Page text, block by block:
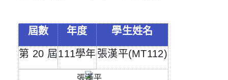
屆數 年度 學生姓名
第 20 屆111學年 張漢平(MT112)